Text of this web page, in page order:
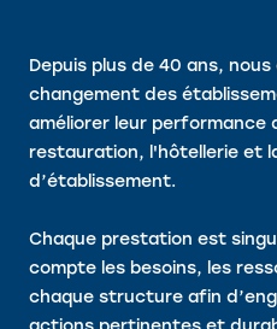
Depuis plus de 40 ans,
changement des
améliorer leur performance
restauration, l'hôtellerie et
d’établissement.
Chaque prestation est
compte les besoins, les
chaque structure afin